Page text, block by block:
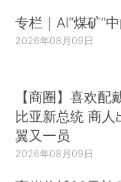
专栏｜AI“煤矿”
2026年08月09日
【商圈】喜欢配
比亚新总统 商人
翼又一员
2026年08月09日